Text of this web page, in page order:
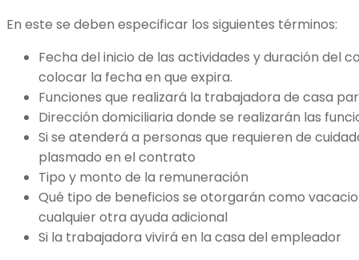
En este se deben especificar los siguientes términos:
Fecha del inicio de las actividades y duración del
colocar la fecha en que expira.
Funciones que realizará la trabajadora de casa
Dirección domiciliaria donde se realizarán las
Si se atenderá a personas que requieren de
plasmado en el contrato
Tipo y monto de la remuneración
Qué tipo de beneficios se otorgarán como
cualquier otra ayuda adicional
Si la trabajadora vivirá en la casa del empleador